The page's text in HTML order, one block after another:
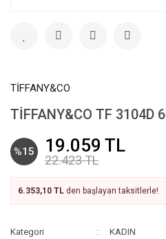
TİFFANY&CO
TİFFANY&CO TF 3104D
%15 19.059 TL
22.423 TL
6.353,10 TL den başlayan taksitlerle!
Kategori KADIN